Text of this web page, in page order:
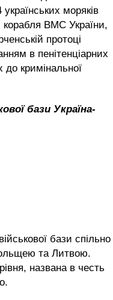
моряків
корабля ВМС України,
протоці
в пенітенціарних
до кримінальної
бази Україна-
бази спільно
та Литвою.
названа в честь